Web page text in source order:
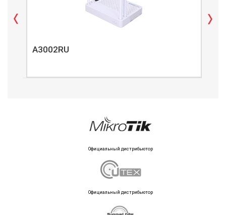
A3002RU
Официальный дистрибьютор
Официальный дистрибьютор